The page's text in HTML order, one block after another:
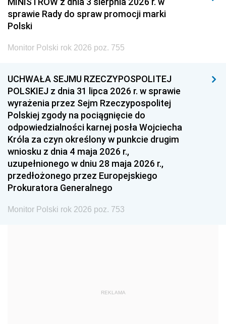
2008 2007 2006
2005
1996 1995 1994
1993 1992 1991
1990 1989
1987 1986 1985
1984 1983
1981 1980 1979
1978 1977
1975 1974
1959
sprawie Rady do spraw promocji marki
Polski
Monitor Polski rok 2026 poz. 755
UCHWAŁA SEJMU RZECZYPOSPOLITEJ
POLSKIEJ z dnia 31 lipca 2026 r. w sprawie
wyrażenia przez Sejm Rzeczypospolitej
Polskiej zgody na pociągnięcie do
odpowiedzialności karnej posła Wojciecha
Króla za czyn określony w punkcie drugim
wniosku z dnia 4 maja 2026 r.,
uzupełnionego w dniu 28 maja 2026 r.,
przedłożonego przez Europejskiego
Prokuratora Generalnego
Monitor Polski rok 2026 poz. 753
REKLAMA